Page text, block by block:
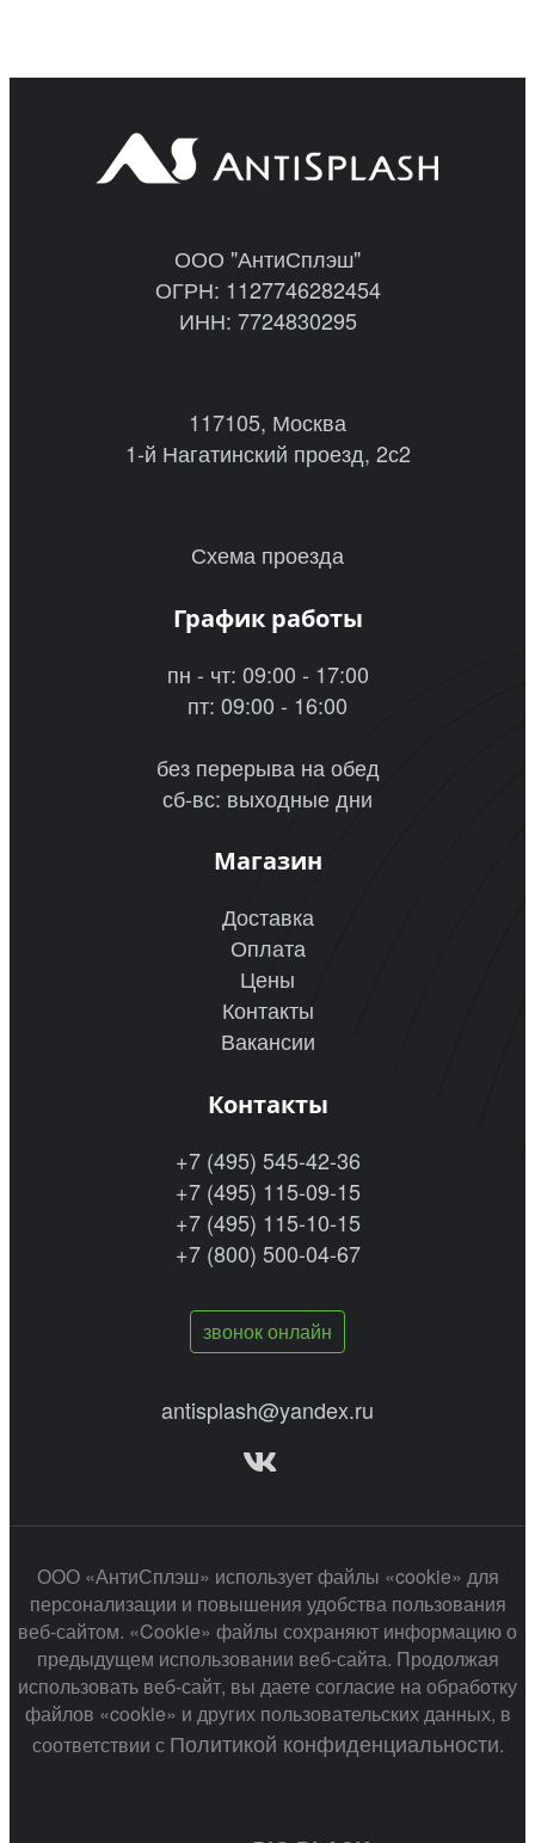
ООО "АнтиСплэш"
ОГРН: 1127746282454
ИНН: 7724830295
117105, Москва
1-й Нагатинский проезд, 2с2
Схема проезда
График работы
пн - чт: 09:00 - 17:00
пт: 09:00 - 16:00
без перерыва на обед
сб-вс: выходные дни
Магазин
Доставка
Оплата
Цены
Контакты
Вакансии
Контакты
+7 (495) 545-42-36
+7 (495) 115-09-15
+7 (495) 115-10-15
+7 (800) 500-04-67
звонок онлайн
antisplash@yandex.ru
ООО «АнтиСплэш» использует файлы «cookie» для
персонализации и повышения удобства пользования
веб-сайтом. «Cookie» файлы сохраняют информацию о
предыдущем использовании веб-сайта. Продолжая
использовать веб-сайт, вы даете согласие на обработку
файлов «cookie» и других пользовательских данных, в
соответствии с Политикой конфиденциальности.